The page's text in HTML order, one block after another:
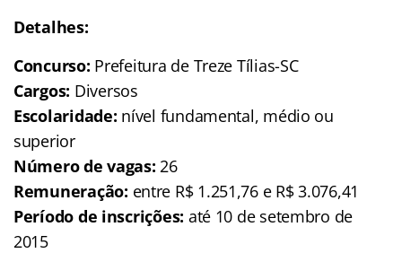
Detalhes:
Concurso: Prefeitura de Treze Tílias-SC
Cargos: Diversos
Escolaridade: nível fundamental, médio ou
superior
Número de vagas: 26
Remuneração: entre R$ 1.251,76 e R$ 3.076,41
Período de inscrições: até 10 de setembro de
2015